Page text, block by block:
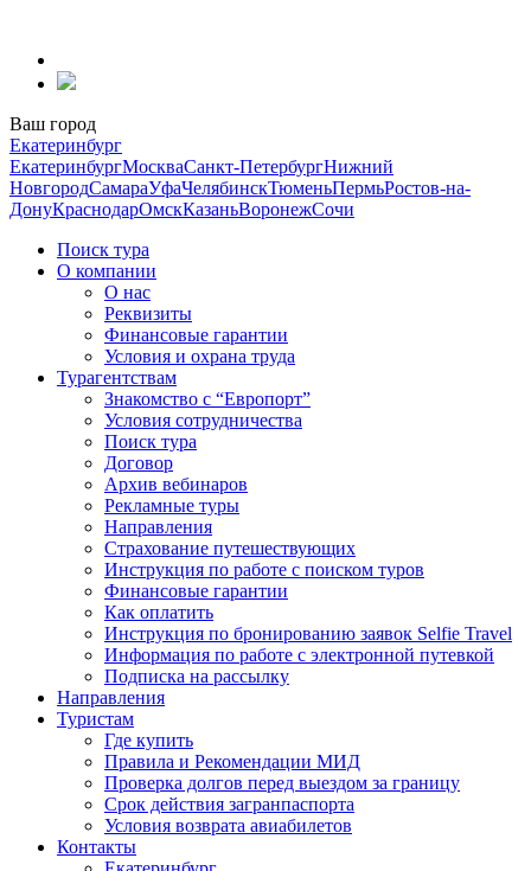
содержанию
Ваш город
Екатеринбург
ЕкатеринбургМоскваСанкт-ПетербургНижний
НовгородСамараУфаЧелябинскТюменьПермьРостов-на-
ДонуКраснодарОмскКазаньВоронежСочи
Поиск тура
О компании
О нас
Реквизиты
Финансовые гарантии
Условия и охрана труда
Турагентствам
Знакомство с “Европорт”
Условия сотрудничества
Поиск тура
Договор
Архив вебинаров
Рекламные туры
Направления
Страхование путешествующих
Инструкция по работе с поиском туров
Финансовые гарантии
Как оплатить
Инструкция по бронированию заявок Selfie Travel
Информация по работе с электронной путевкой
Подписка на рассылку
Направления
Туристам
Где купить
Правила и Рекомендации МИД
Проверка долгов перед выездом за границу
Срок действия загранпаспорта
Условия возврата авиабилетов
Контакты